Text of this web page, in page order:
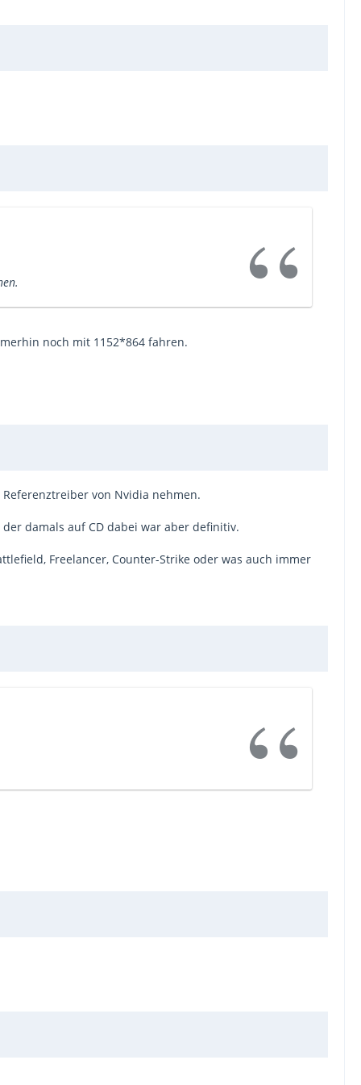
noch mit 1152*864 fahren.
von Nvidia nehmen.
damals auf CD dabei war aber definitiv.
Freelancer, Counter-Strike oder was auch immer